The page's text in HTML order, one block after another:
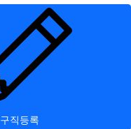
구직등록